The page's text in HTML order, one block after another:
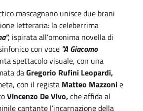
mascagnano unisce due brani
letteraria: la celeberrima
, ispirata all’omonima novella di
con voce "A Giacomo
spettacolo visuale, con una
daGregorio Rufini Leopardi,
con il regista Matteo Mazzonie
Vincenzo De Vivo,che affida al
cantante l’incarnazione della